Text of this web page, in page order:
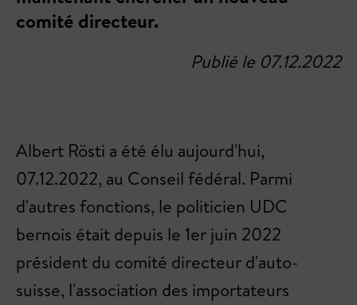
comité directeur.
Publié le 07.12.2022
Albert Rösti a été élu aujourd'hui,
07.12.2022, au Conseil fédéral. Parmi
d'autres fonctions, le politicien UDC
bernois était depuis le 1er juin 2022
président du comité directeur d'auto-
suisse, l'association des importateurs